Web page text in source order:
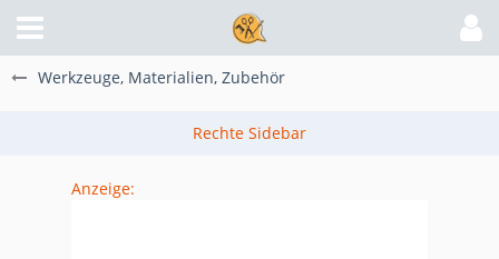
Werkzeuge, Materialien, Zubehör
Anzeige: